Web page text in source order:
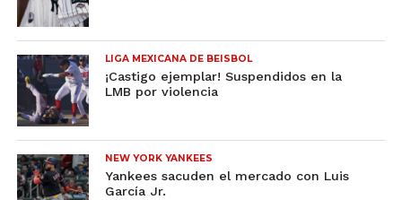
LIGA MEXICANA DE BEISBOL
¡Castigo ejemplar! Suspendidos en la
LMB por violencia
NEW YORK YANKEES
Yankees sacuden el mercado con Luis
García Jr.